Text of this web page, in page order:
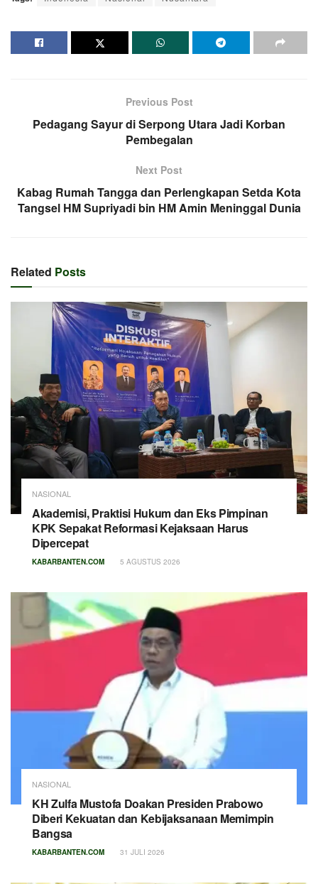
Previous Post
Pedagang Sayur di Serpong Utara Jadi Korban
Pembegalan
Next Post
Kabag Rumah Tangga dan Perlengkapan Setda Kota
Tangsel HM Supriyadi bin HM Amin Meninggal Dunia
Related Posts
NASIONAL
Akademisi, Praktisi Hukum dan Eks Pimpinan
KPK Sepakat Reformasi Kejaksaan Harus
Dipercepat
KABARBANTEN.COM 5 AGUSTUS 2026
NASIONAL
KH Zulfa Mustofa Doakan Presiden Prabowo
Diberi Kekuatan dan Kebijaksanaan Memimpin
Bangsa
KABARBANTEN.COM 31 JULI 2026